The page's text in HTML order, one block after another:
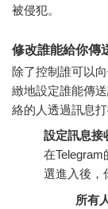
被侵犯。
修改誰能給你傳
除了控制誰可以
緻地設定誰能傳
絡的人透過訊息
設定訊息接
在Telegram
選進入後，
所有